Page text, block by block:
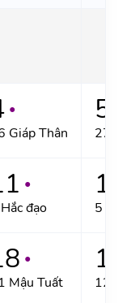
●
Giáp Thân
5
27
●
đạo 5
●
Mậu Tuất 12